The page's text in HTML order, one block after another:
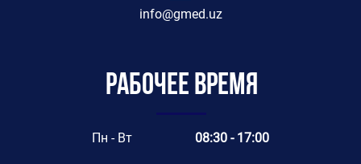
info@gmed.uz
Рабочее время
Пн - Вт 08:30 - 17:00